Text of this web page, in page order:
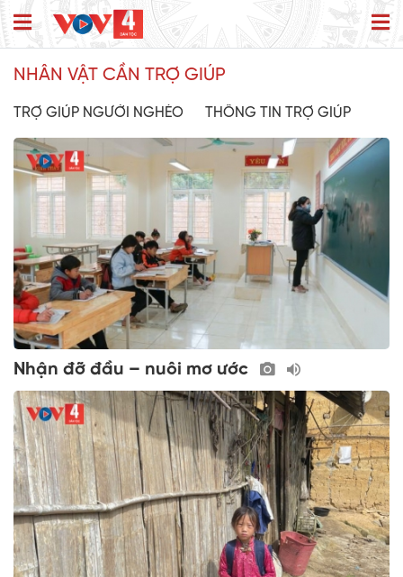
NHÂN VẬT CẦN TRỢ GIÚP
TRỢ GIÚP NGƯỜI NGHÈO THÔNG TIN TRỢ GIÚP
Nhận đỡ đầu – nuôi mơ ước